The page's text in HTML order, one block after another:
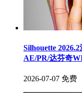
Silhouette
AE/PR/达芬奇
2026-07-07 免费